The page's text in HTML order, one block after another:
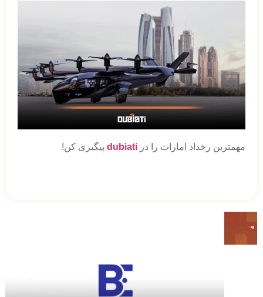
مهمترین رخداد امارات را در dubiati پیگیری کن!